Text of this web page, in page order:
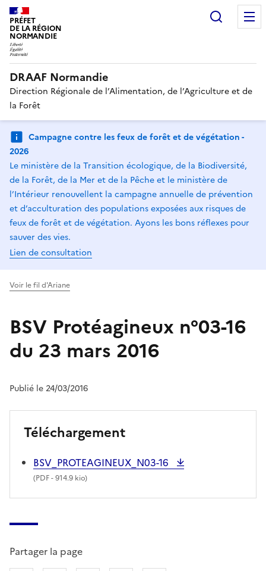
PRÉFET
DE LA RÉGION
NORMANDIE
DRAAF Normandie
Direction Régionale de l’Alimentation, de l’Agriculture et de
la Forêt
Campagne contre les feux de forêt et de végétation -
2026
Le ministère de la Transition écologique, de la Biodiversité,
de la Forêt, de la Mer et de la Pêche et le ministère de
l’Intérieur renouvellent la campagne annuelle de prévention
et d’acculturation des populations exposées aux risques de
feux de forêt et de végétation. Ayons les bons réflexes pour
sauver des vies.
Lien de consultation
Voir le fil d'Ariane
BSV Protéagineux n°03-16
du 23 mars 2016
Publié le 24/03/2016
Téléchargement
BSV_PROTEAGINEUX_N03-16
(PDF- 914.9 kio)
Partager la page